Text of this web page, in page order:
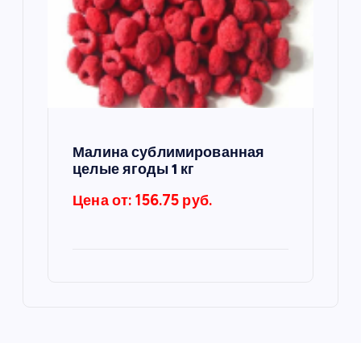
Малина сублимированная
целые ягоды 1 кг
Цена от: 156.75 руб.